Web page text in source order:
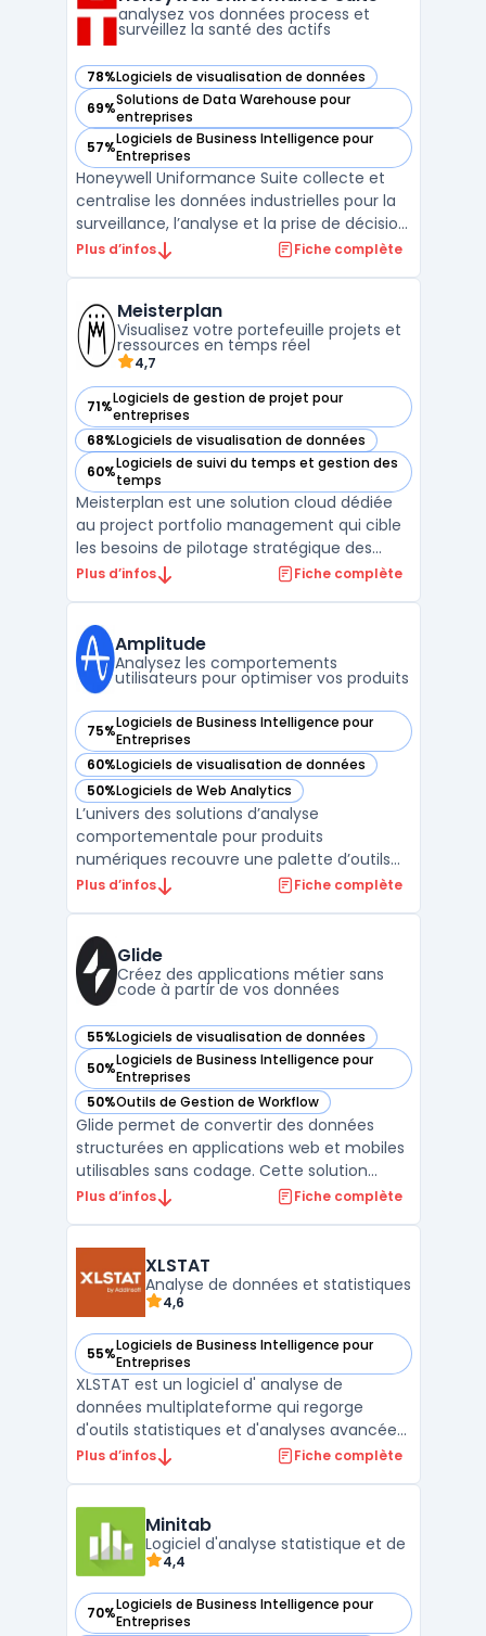
variables métiers à travers ...
analysez vos données process et
surveillez la santé des actifs
78%Logiciels de visualisation de données
— voir Honeywell Uniformance Suite dans cette catégorie
69%Solutions de Data Warehouse pour
entreprises
— voir Honeywell Uniformance Suite dans cette catégorie
57%Logiciels de Business Intelligence pour
Entreprises
— voir Honeywell Uniformance Suite dans cette catégorie
Honeywell Uniformance Suite collecte et
centralise les données industrielles pour la
surveillance, l’analyse et la prise de décision
sur site ou à l’échelle de l’organisation. Ce
maintenance confrontés à la multiplic ...
Plus d’infos Fiche complète
Meisterplan
Visualisez votre portefeuille projets et
ressources en temps réel
4,7
71%Logiciels de gestion de projet pour
entreprises
— voir Meisterplan dans cette catégorie
68%Logiciels de visualisation de données
— voir Meisterplan dans cette catégorie
60%Logiciels de suivi du temps et gestion des
temps
— voir Meisterplan dans cette catégorie
Meisterplan est une solution cloud dédiée
au project portfolio management qui cible
les besoins de pilotage stratégique des
portefeuilles projets et de gestion des
temps réel des projets et des capacités
disponibles, sans ...
Plus d’infos Fiche complète
Amplitude
Analysez les comportements
utilisateurs pour optimiser vos produits
75%Logiciels de Business Intelligence pour
Entreprises
— voir Amplitude dans cette catégorie
60%Logiciels de visualisation de données
— voir Amplitude dans cette catégorie
50%Logiciels de Web Analytics
— voir Amplitude dans cette catégorie
L’univers des solutions d’analyse
comportementale pour produits
numériques recouvre une palette d’outils
variés, à l’image d’Amplitude, plateforme de
Amplitude vise les enjeux des équipes
growth, produit, data ...
Plus d’infos Fiche complète
Glide
Créez des applications métier sans
code à partir de vos données
55%Logiciels de visualisation de données
— voir Glide dans cette catégorie
50%Logiciels de Business Intelligence pour
Entreprises
— voir Glide dans cette catégorie
50%Outils de Gestion de Workflow
— voir Glide dans cette catégorie
Glide permet de convertir des données
structurées en applications web et mobiles
utilisables sans codage. Cette solution
s’adresse aux équipes opérationnelles, aux
création d’outils internes ou
l’automatisation de tâches ...
Plus d’infos Fiche complète
XLSTAT
Analyse de données et statistiques
4,6
55%Logiciels de Business Intelligence pour
Entreprises
— voir XLSTAT dans cette catégorie
XLSTAT est un logiciel d' analyse de
données multiplateforme qui regorge
d'outils statistiques et d'analyses avancées.
Il peut être utilisé pour l'analyse de données
domaines. Il dispose d'une interface
utilisateur convivi ...
Plus d’infos Fiche complète
Minitab
Logiciel d'analyse statistique et de
4,4
70%Logiciels de Business Intelligence pour
Entreprises
— voir Minitab dans cette catégorie